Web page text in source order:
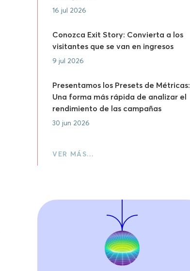
16 jul 2026
Conozca Exit Story: Convierta a los
visitantes que se van en ingresos
9 jul 2026
Presentamos los Presets de Métricas:
Una forma más rápida de analizar el
rendimiento de las campañas
30 jun 2026
VER MÁS…